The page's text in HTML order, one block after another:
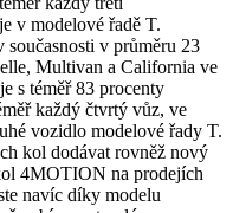
v modelové řadě T.
současnosti v průměru 23
Multivan a California ve
s téměř 83 procenty
každý čtvrtý vůz, ve
vozidlo modelové řady T.
kol dodávat rovněž nový
4MOTION na prodejích
navíc díky modelu